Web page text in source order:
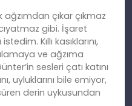
ağzımdan çıkar çıkmaz
gibi. İşaret
Kıllı kasıklarını,
ve ağzıma
sesleri çatı katını
uyluklarını bile emiyor,
derin uykusundan